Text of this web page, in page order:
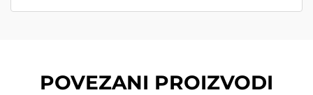
POVEZANI PROIZVODI